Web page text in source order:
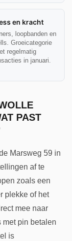
en kracht
loopbanden en
Groeicategorie
regelmatig
in januari.
PAST
Marsweg 59 in
af te
zoals een
plekke of het
mee naar
met pin betalen
is